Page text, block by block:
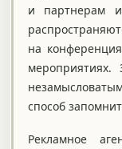
и партнерам
на
мероприятиях.
способ
Рекламное